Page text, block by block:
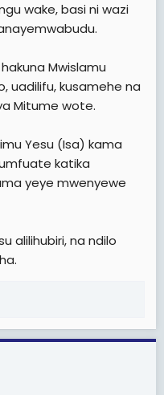
wake, basi ni wazi
Mwislamu
uadilifu, kusamehe na
Mitume wote.
Yesu (Isa) kama
katika
yeye mwenyewe
alilihubiri, na ndilo